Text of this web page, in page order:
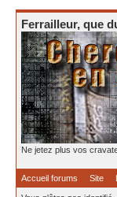
Ferrailleur, que
Ne jetez plus vos
Accueil forums Site